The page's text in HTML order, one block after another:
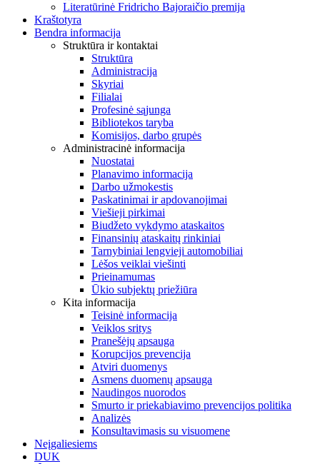
Literatūrinė Fridricho Bajoraičio premija
Kraštotyra
Bendra informacija
Struktūra ir kontaktai
Struktūra
Administracija
Skyriai
Filialai
Profesinė sąjunga
Bibliotekos taryba
Komisijos, darbo grupės
Administracinė informacija
Nuostatai
Planavimo informacija
Darbo užmokestis
Paskatinimai ir apdovanojimai
Viešieji pirkimai
Biudžeto vykdymo ataskaitos
Finansinių ataskaitų rinkiniai
Tarnybiniai lengvieji automobiliai
Lėšos veiklai viešinti
Prieinamumas
Ūkio subjektų priežiūra
Kita informacija
Teisinė informacija
Veiklos sritys
Pranešėjų apsauga
Korupcijos prevencija
Atviri duomenys
Asmens duomenų apsauga
Naudingos nuorodos
Smurto ir priekabiavimo prevencijos politika
Analizės
Konsultavimasis su visuomene
Neįgaliesiems
DUK